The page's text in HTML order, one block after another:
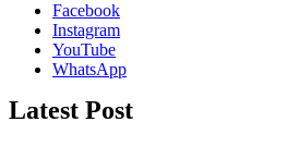
Facebook
Instagram
YouTube
WhatsApp
Latest Post